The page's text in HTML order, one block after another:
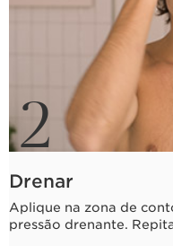
2
Drenar
Aplique na zona de
pressão drenante.